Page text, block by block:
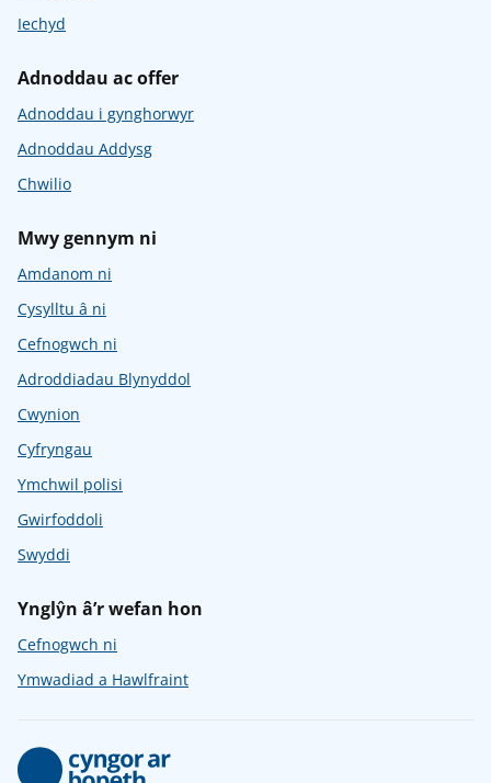
Iechyd
Adnoddau ac offer
Adnoddau i gynghorwyr
Adnoddau Addysg
Chwilio
Mwy gennym ni
Amdanom ni
Cysylltu â ni
Cefnogwch ni
Adroddiadau Blynyddol
Cwynion
Cyfryngau
Ymchwil polisi
Gwirfoddoli
Swyddi
Ynglŷn â’r wefan hon
Cefnogwch ni
Ymwadiad a Hawlfraint